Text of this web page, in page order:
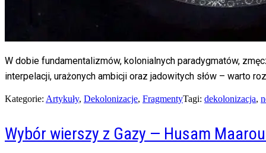
W dobie fundamentalizmów, kolonialnych paradygmatów,
interpelacji, urażonych ambicji oraz jadowitych słów – warto
Kategorie: Artykuły, Dekolonizacje, FragmentyTagi: dekolonizacja,
Wybór wierszy z Gazy — Husam